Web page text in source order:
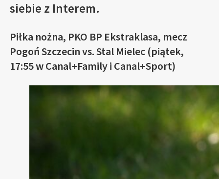
siebie z Interem.
Piłka nożna, PKO BP Ekstraklasa, mecz
Pogoń Szczecin vs. Stal Mielec (piątek,
17:55 w Canal+Family i Canal+Sport)